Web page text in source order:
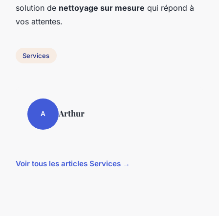
solution de nettoyage sur mesure qui répond à
vos attentes.
Services
A Arthur
Voir tous les articles Services →